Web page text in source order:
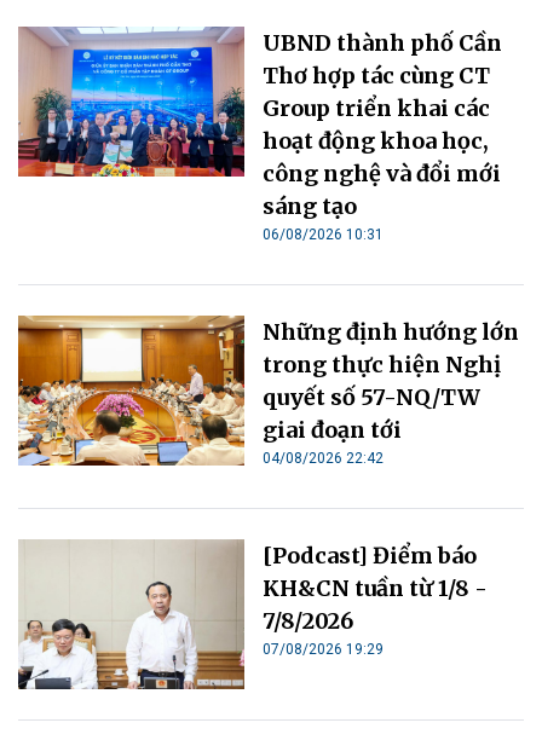
UBND thành phố Cần
Thơ hợp tác cùng CT
Group triển khai các
hoạt động khoa học,
công nghệ và đổi mới
sáng tạo
06/08/2026 10:31
Những định hướng lớn
trong thực hiện Nghị
quyết số 57-NQ/TW
giai đoạn tới
04/08/2026 22:42
[Podcast] Điểm báo
KH&CN tuần từ 1/8 -
7/8/2026
07/08/2026 19:29